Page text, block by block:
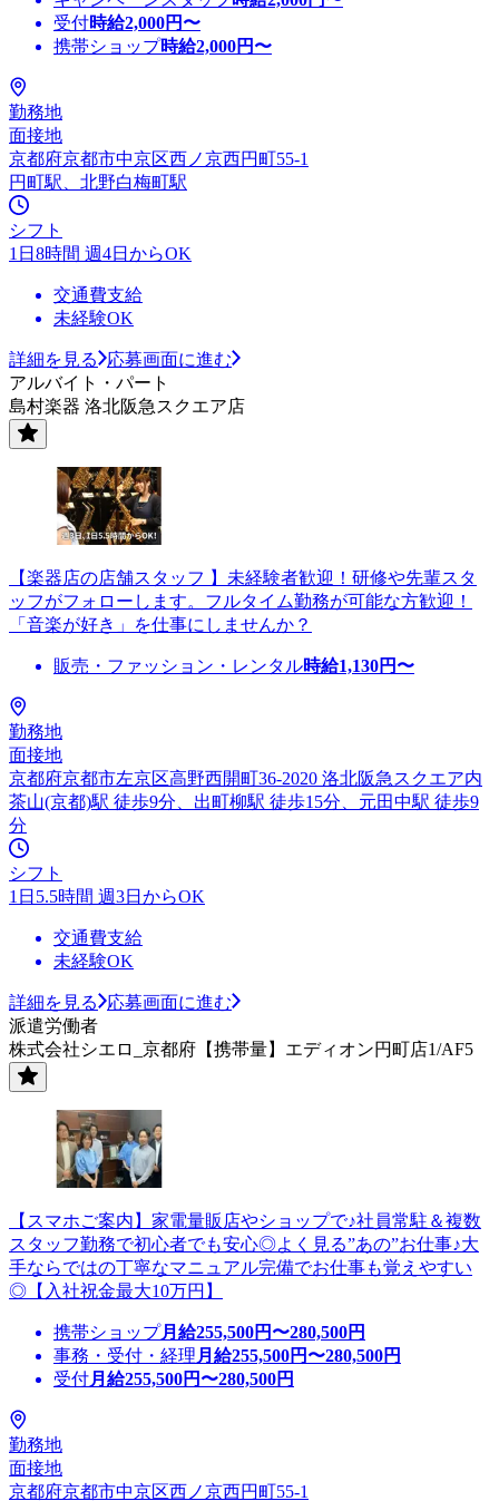
受付時給2,000円〜
携帯ショップ時給2,000円〜
勤務地
面接地
京都府京都市中京区西ノ京西円町55-1
円町駅、北野白梅町駅
シフト
1日8時間 週4日からOK
交通費支給
未経験OK
詳細を見る
応募画面に進む
アルバイト・パート
島村楽器 洛北阪急スクエア店
【楽器店の店舗スタッフ 】未経験者歓迎！研修や先輩スタ
ッフがフォローします。フルタイム勤務が可能な方歓迎！
「音楽が好き」を仕事にしませんか？
販売・ファッション・レンタル時給1,130円〜
勤務地
面接地
京都府京都市左京区高野西開町36-2020 洛北阪急スクエア内
茶山(京都)駅 徒歩9分、出町柳駅 徒歩15分、元田中駅 徒歩9
分
シフト
1日5.5時間 週3日からOK
交通費支給
未経験OK
詳細を見る
応募画面に進む
派遣労働者
株式会社シエロ_京都府【携帯量】エディオン円町店1/AF5
【スマホご案内】家電量販店やショップで♪社員常駐＆複数
スタッフ勤務で初心者でも安心◎よく見る”あの”お仕事♪大
手ならではの丁寧なマニュアル完備でお仕事も覚えやすい
◎【入社祝金最大10万円】
携帯ショップ月給255,500円〜280,500円
事務・受付・経理 月給255,500円〜280,500円
受付月給255,500円〜280,500円
勤務地
面接地
京都府京都市中京区西ノ京西円町55-1